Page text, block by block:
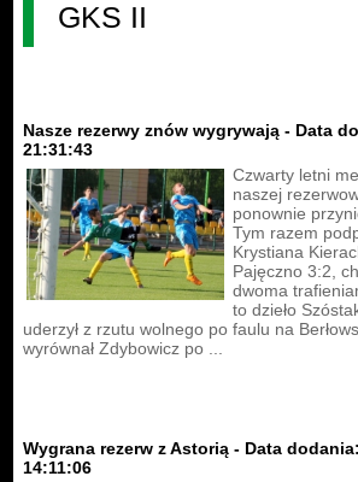
GKS II
Nasze rezerwy znów wygrywają - Data
21:31:43
Czwarty letni
naszej
ponownie
Tym razem
Krystiana
Pajęczno 3:2,
dwoma
to dzieło
uderzył z rzutu wolnego po faulu na
wyrównał Zdybowicz po ...
Wygrana rezerw z Astorią - Data
14:11:06